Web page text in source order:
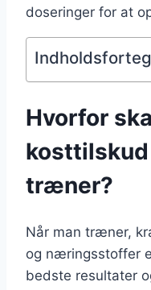
doseringer for at
Hvorfor
kosttilskud
træner?
Når man træner,
og næringsstoffer
bedste resultater